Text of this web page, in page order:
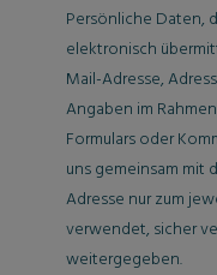
Persönliche Daten,
elektronisch
Mail-Adresse,
Angaben im
Formulars oder
uns gemeinsam mit
Adresse nur zum
verwendet, sicher
weitergegeben.